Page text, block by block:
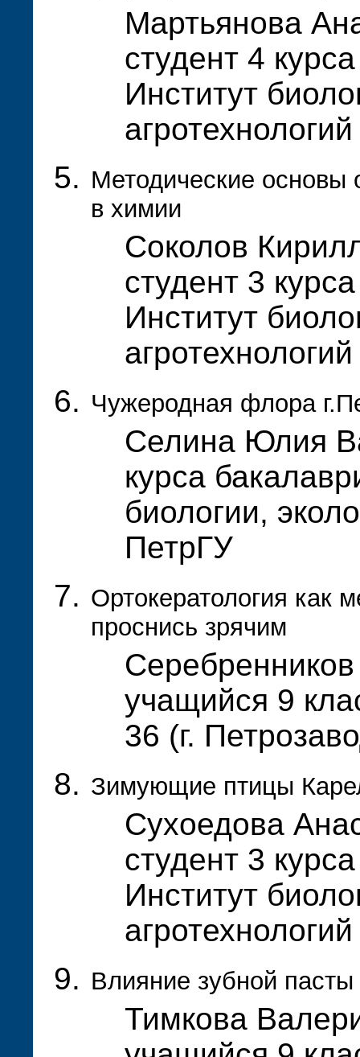
Мартьянова
студент 4
Институт
Методические основы
в химии
Соколов
студент 3
Институт
Чужеродная флора
Селина Юлия
курса
биологии,
ПетрГУ
Ортокератология как
проснись зрячим
учащийся 9
36 (г.
Зимующие птицы
Сухоедова
студент 3
Институт
Влияние зубной
Тимкова